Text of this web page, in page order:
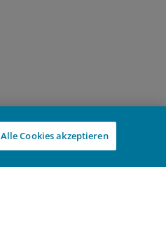
Alle Cookies akzeptieren